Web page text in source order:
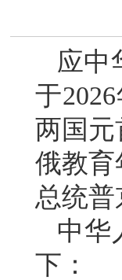
应中
于
两国元
俄教育
总统普
中华
下：